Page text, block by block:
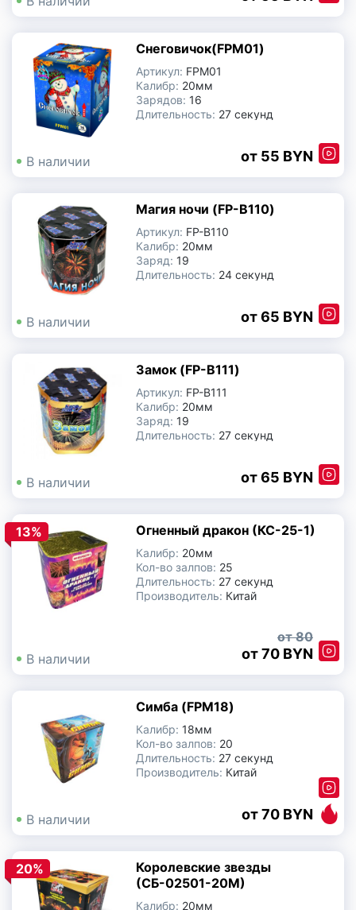
Снеговичок(FPM01)
Артикул: FPM01
Калибр: 20мм
Зарядов: 16
Длительность: 27 секунд
В наличии 55 BYN
Магия ночи (FP-B110)
Артикул: FP-B110
Калибр: 20мм
Заряд: 19
Длительность: 24 секунд
В наличии 65 BYN
Замок (FP-B111)
Артикул: FP-B111
Калибр: 20мм
Заряд: 19
Длительность: 27 секунд
В наличии 65 BYN
13% Огненный дракон (КС-25-1)
Калибр: 20мм
Кол-во залпов: 25
Длительность: 27 секунд
Производитель: Китай
В наличии
80
70 BYN
Симба (FPM18)
Калибр: 18мм
Кол-во залпов: 20
Длительность: 27 секунд
Производитель: Китай
В наличии 70 BYN
20%
Королевские звезды
(СБ-02501-20М)
Калибр: 20мм